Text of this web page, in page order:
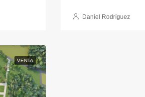
Daniel Rodríguez
VENTA